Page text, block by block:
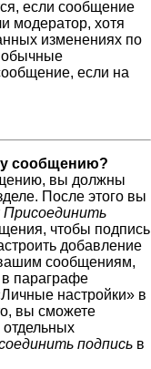
если сообщение
модератор, хотя
изменениях по
обычные
если на
сообщению?
вы должны
После этого вы
Присоединить
чтобы подпись
добавление
сообщениям,
параграфе
настройки» в
вы сможете
подпись в